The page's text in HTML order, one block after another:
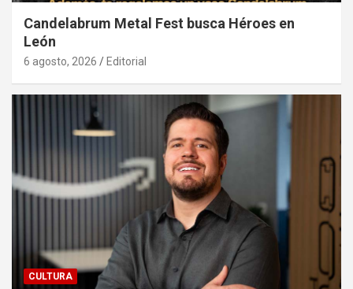
Candelabrum Metal Fest busca Héroes en
León
6 agosto, 2026 Editorial
CULTURA